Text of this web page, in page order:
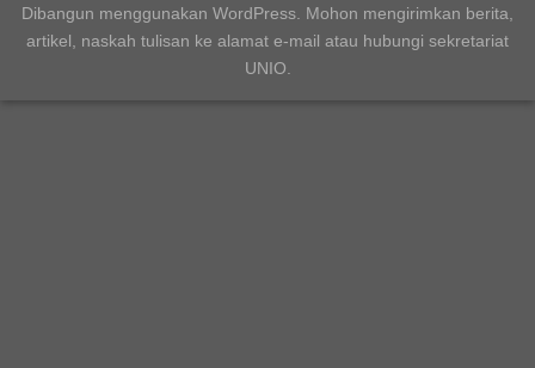
Dibangun menggunakan WordPress. Mohon mengirimkan berita,
artikel, naskah tulisan ke alamat e-mail atau hubungi sekretariat
UNIO.